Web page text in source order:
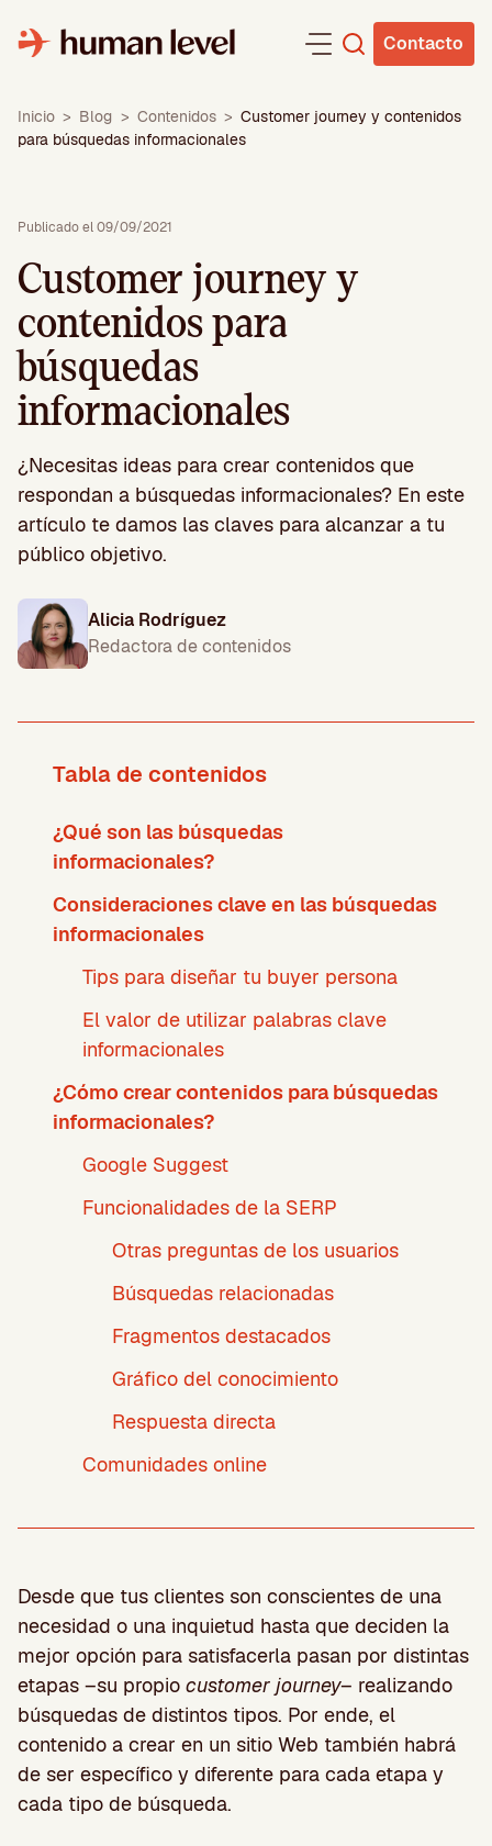
contenido
Contacto
Inicio > Blog > Contenidos > Customer journey y contenidos
para búsquedas informacionales
Publicado el 09/09/2021
Customer journey y
contenidos para
búsquedas
informacionales
¿Necesitas ideas para crear contenidos que
respondan a búsquedas informacionales? En este
artículo te damos las claves para alcanzar a tu
público objetivo.
Alicia Rodríguez
Redactora de contenidos
Tabla de contenidos
¿Qué son las búsquedas
informacionales?
Consideraciones clave en las búsquedas
informacionales
Tips para diseñar tu buyer persona
El valor de utilizar palabras clave
informacionales
¿Cómo crear contenidos para búsquedas
informacionales?
Google Suggest
Funcionalidades de la SERP
Otras preguntas de los usuarios
Búsquedas relacionadas
Fragmentos destacados
Gráfico del conocimiento
Respuesta directa
Comunidades online
Desde que tus clientes son conscientes de una
necesidad o una inquietud hasta que deciden la
mejor opción para satisfacerla pasan por distintas
etapas –su propio customer journey– realizando
búsquedas de distintos tipos. Por ende, el
contenido a crear en un sitio Web también habrá
de ser específico y diferente para cada etapa y
cada tipo de búsqueda.